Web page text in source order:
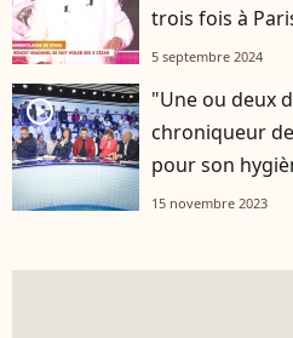
trois fois à
5 septembre 2024
player2
"Une ou deux
chroniqueur
pour son
15 novembre 2023